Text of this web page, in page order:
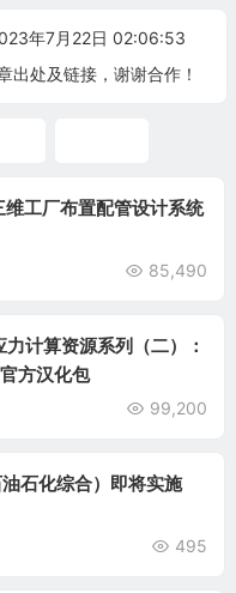
年7月22日 02:06:53
出处及链接，谢谢合作！
工厂布置配管设计系统
85,490
计算资源系列（二）：
方汉化包
99,200
石化综合）即将实施
495